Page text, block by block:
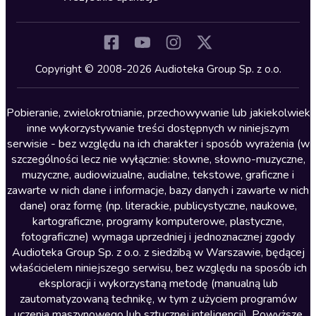
Kryminały
Lektury szkolne
Literatura anglojęzyczna
Literatura faktu
Literatura obyczajowa
Literatura piękna obca
Literatura piękna polska
Nagrania relaksacyjne
Nauka języków
Nauki humanistyczne
Podcasty i audycje
Copyright © 2008-2026 Audioteka Group Sp. z o.o.
Pobieranie, zwielokrotnianie, przechowywanie lub jakiekolwiek
inne wykorzystywanie treści dostępnych w niniejszym
serwisie - bez względu na ich charakter i sposób wyrażenia (w
szczególności lecz nie wyłącznie: słowne, słowno-muzyczne,
muzyczne, audiowizualne, audialne, tekstowe, graficzne i
zawarte w nich dane i informacje, bazy danych i zawarte w nich
dane) oraz formę (np. literackie, publicystyczne, naukowe,
kartograficzne, programy komputerowe, plastyczne,
fotograficzne) wymaga uprzedniej i jednoznacznej zgody
Audioteka Group Sp. z o.o. z siedzibą w Warszawie, będącej
właścicielem niniejszego serwisu, bez względu na sposób ich
eksploracji i wykorzystaną metodę (manualną lub
zautomatyzowaną technikę, w tym z użyciem programów